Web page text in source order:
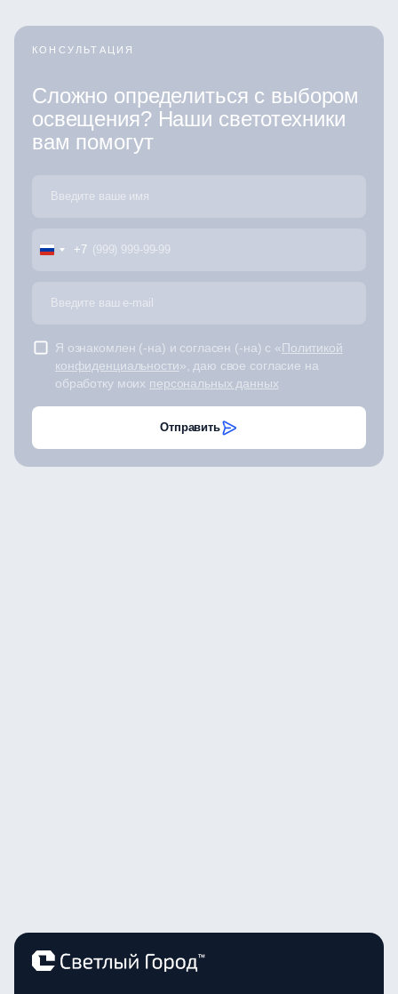
КОНСУЛЬТАЦИЯ
Сложно определиться с выбором
освещения? Наши светотехники
вам помогут
+7
Я ознакомлен (-на) и согласен (-на) с «Политикой
конфиденциальности», даю свое согласие на
обработку моих персональных данных
Отправить